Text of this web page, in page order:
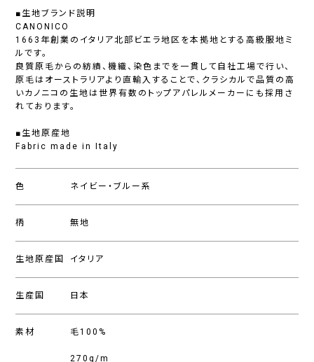
■生地ブランド説明
CANONICO
1663年創業のイタリア北部ビエラ地区を本拠地とする高級服地ミ
ルです。
良質原毛からの紡績、機織、染色までを一貫して自社工場で行い、
原毛はオーストラリアより直輸入することで、クラシカルで品質の高
いカノニコの生地は世界有数のトップアパレルメーカーにも採用さ
れております。
■生地原産地
Fabric made in Italy
色 ネイビー・ブルー系
柄 無地
生地原産国 イタリア
生産国 日本
素材 毛100%
270g/m